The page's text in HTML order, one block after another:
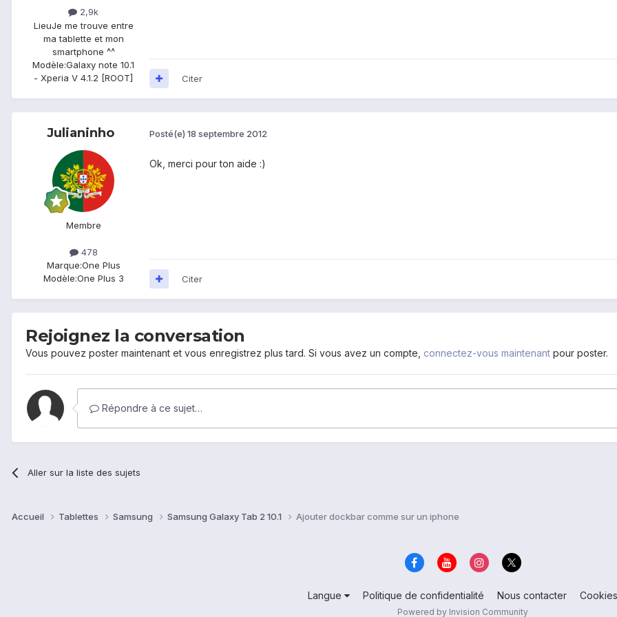
2,9k
LieuJe me trouve entre
ma tablette et mon
smartphone ^^
Modèle:Galaxy note 10.1
- Xperia V 4.1.2 [ROOT]
Citer
Julianinho
Membre
478
Marque:One Plus
Modèle:One Plus 3
Posté(e) 18 septembre 2012
Ok, merci pour ton aide :)
Citer
Rejoignez la conversation
Vous pouvez poster maintenant et vous enregistrez plus tard. Si vous avez un compte, connectez-vous maintenant pour poster.
Répondre à ce sujet…
Aller sur la liste des sujets
Accueil Tablettes Samsung Samsung Galaxy Tab 2 10.1 Ajouter dockbar comme sur un iphone
Langue Politique de confidentialité Nous contacter Cookies
Powered by Invision Community